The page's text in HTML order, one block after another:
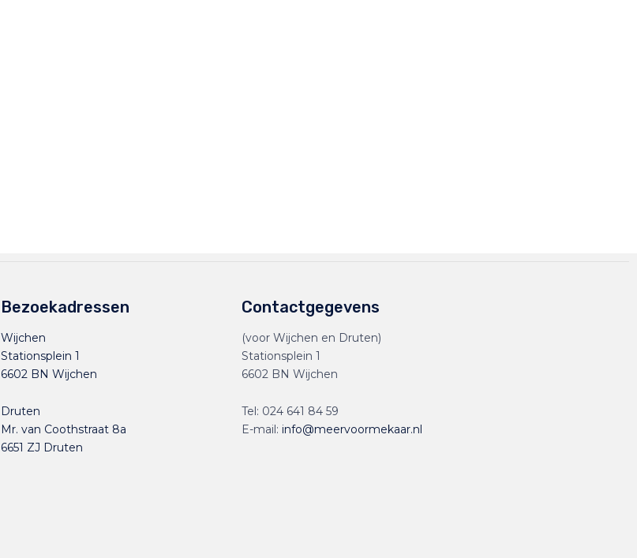
Bezoekadressen
Wijchen
Stationsplein 1
6602 BN Wijchen
Druten
Mr. van Coothstraat 8a
6651 ZJ Druten
Contactgegevens
(voor Wijchen en Druten)
Stationsplein 1
6602 BN Wijchen
Tel: 024 641 84 59
E-mail: info@meervoormekaar.nl